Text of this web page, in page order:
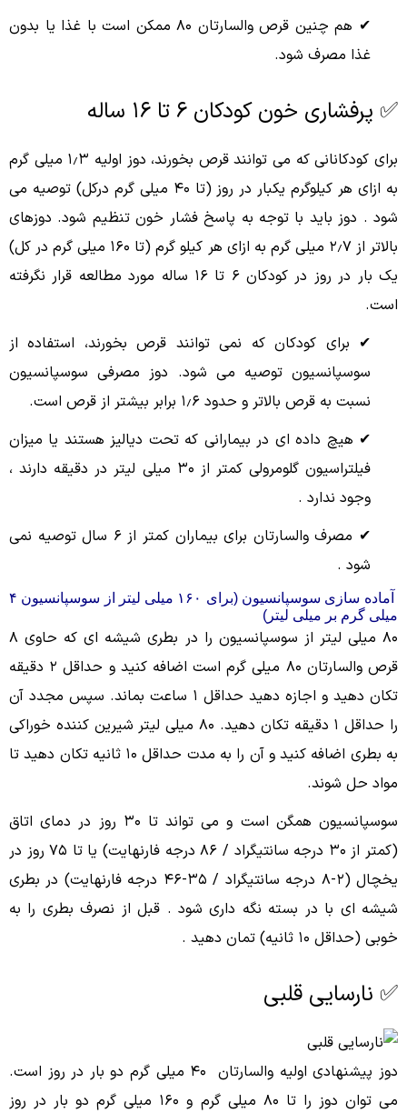
✔ هم چنین قرص والسارتان ۸۰ ممکن است با غذا یا بدون
غذا مصرف شود.
✅ پرفشاری خون کودکان ۶ تا ۱۶ ساله
برای کودکانانی که می توانند قرص بخورند، دوز اولیه ۱٫۳ میلی گرم
به ازاى هر کیلوگرم یکبار در روز (تا ۴۰ میلی گرم درکل) توصیه می
شود . دوز باید با توجه به پاسخ فشار خون تنظیم شود. دوزهای
بالاتر از ۲٫۷ میلى گرم به ازاى هر کیلو گرم (تا ۱۶۰ میلی گرم در کل)
یک بار در روز در کودکان ۶ تا ۱۶ ساله مورد مطالعه قرار نگرفته
است.
✔ برای کودکان که نمی توانند قرص بخورند، استفاده از
سوسپانسیون توصیه مى شود. دوز مصرفى سوسپانسیون
نسبت به قرص بالاتر و حدود ۱٫۶ برابر بیشتر از قرص است.
✔ هیچ داده ای در بیمارانی که تحت دیالیز هستند یا میزان
فیلتراسیون گلومرولی کمتر از ۳۰ میلی لیتر در دقیقه دارند ،
وجود ندارد .
✔ مصرف والسارتان برای بیماران کمتر از ۶ سال توصیه نمی
شود .
آماده سازى سوسپانسیون (برای ۱۶۰ میلی لیتر از سوسپانسیون ۴
میلی گرم بر میلی لیتر)
۸۰ میلی لیتر از سوسپانسیون را در بطری شیشه ای که حاوی ۸
قرص والسارتان ۸۰ میلی گرم است اضافه کنید و حداقل ۲ دقیقه
تکان دهید و اجازه دهید حداقل ۱ ساعت بماند. سپس مجدد آن
را حداقل ۱ دقیقه تکان دهید. ۸۰ میلی لیتر شیرین کننده خوراکی
به بطری اضافه کنید و آن را به مدت حداقل ۱۰ ثانیه تکان دهید تا
مواد حل شوند.
سوسپانسیون همگن است و می تواند تا ۳۰ روز در دمای اتاق
(کمتر از ۳۰ درجه سانتیگراد / ۸۶ درجه فارنهایت) یا تا ۷۵ روز در
یخچال (۲-۸ درجه سانتیگراد / ۳۵-۴۶ درجه فارنهایت) در بطری
شیشه ای با در بسته نگه دارى شود . قبل از نصرف بطری را به
خوبی (حداقل ۱۰ ثانیه) تمان دهید .
✅ نارسایی قلبی
دوز پیشنهادى اولیه والسارتان ۴۰ میلی گرم دو بار در روز است.
مى توان دوز را تا ۸۰ میلی گرم و ۱۶۰ میلی گرم دو بار در روز